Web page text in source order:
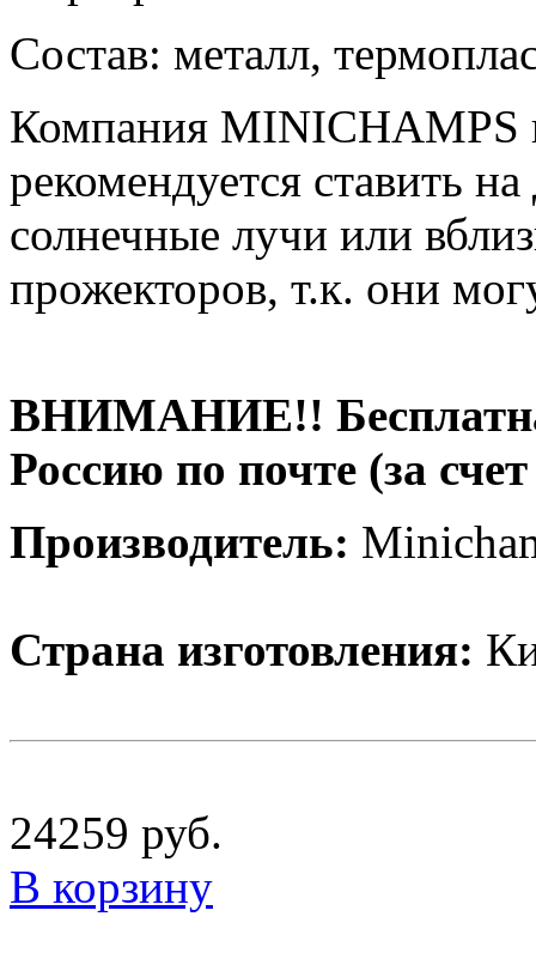
Состав: металл,
Компания MINICHAMPS
рекомендуется ставить
солнечные лучи или
прожекторов, т.к. они
ВНИМАНИЕ!!
Россию по почте (за
Производитель:
Страна изготовления:
24259 руб.
В корзину